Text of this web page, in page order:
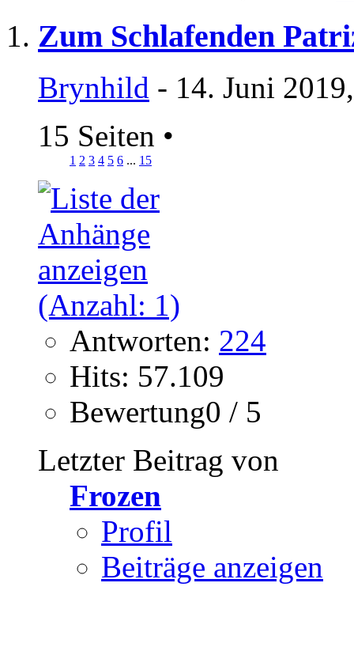
Zum Schlafenden
Brynhild - 14. Juni
15 Seiten •
1 2 3 4 5 6 ... 15
Antworten: 224
Hits: 57.109
Bewertung0 / 5
Letzter Beitrag von
Frozen
Profil
Beiträge anzeigen